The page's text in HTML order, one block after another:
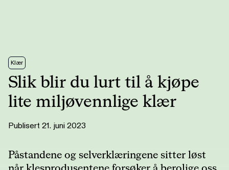
Klær
Slik blir du lurt til å kjøpe
lite miljøvennlige klær
Publisert 21. juni 2023
Påstandene og selverklæringene sitter løst